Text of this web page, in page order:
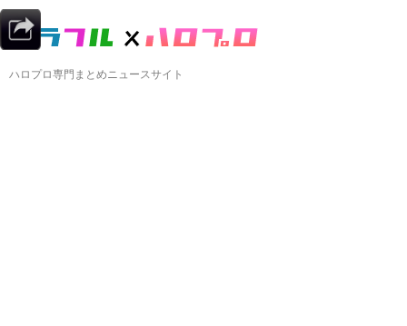
ハロプロ専門まとめニュースサイト